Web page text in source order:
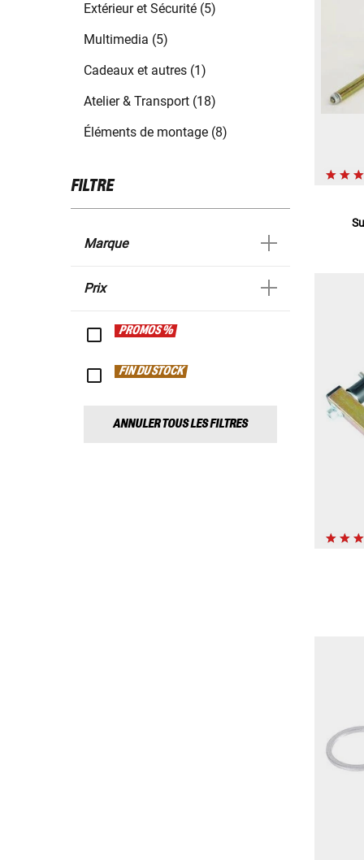
Extérieur et Sécurité (5)
Multimedia (5)
Cadeaux et autres (1)
Atelier & Transport (18)
Éléments de montage (8)
FILTRE
Marque
Prix
PROMOS %
FIN DU STOCK
ANNULER TOUS LES FILTRES